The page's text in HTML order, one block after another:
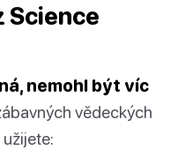
Science
nemohl být víc
vědeckých